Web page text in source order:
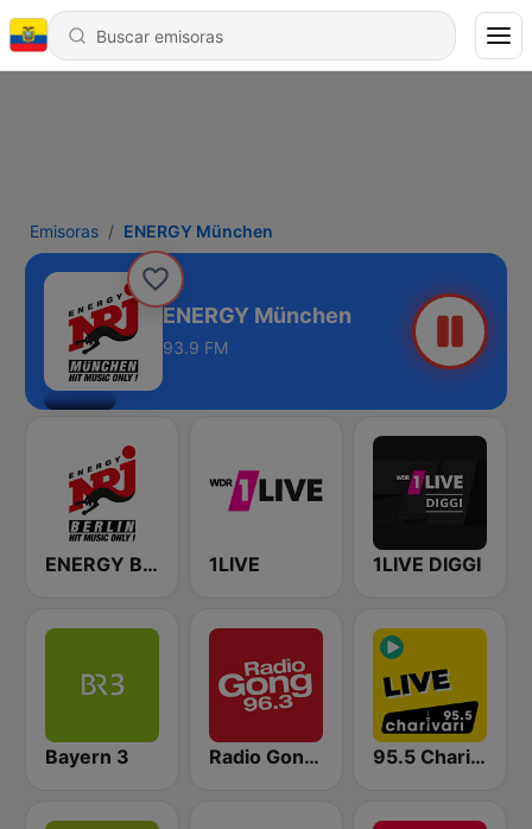
Emisoras ENERGY München
ENERGY München
93.9 FM
ENERGY Berlin 1LIVE 1LIVE DIGGI
Bayern 3 Radio Gong 96.3 FM 95.5 Charivari - Live